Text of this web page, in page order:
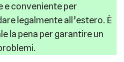
e conveniente per
legalmente all’estero. È
la pena per garantire un